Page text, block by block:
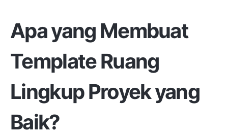
Apa yang Membuat
Template Ruang
Lingkup Proyek yang
Baik?